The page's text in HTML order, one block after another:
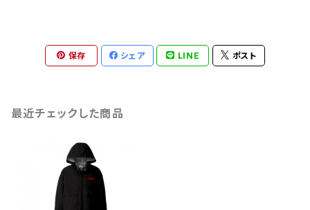
保存 シェア LINE ポスト
最近チェックした商品